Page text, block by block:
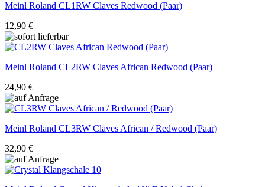
Meinl Roland CL1RW Claves Redwood (Paar)
12,90 €
Meinl Roland CL2RW Claves African Redwood (Paar)
24,90 €
Meinl Roland CL3RW Claves African / Redwood (Paar)
32,90 €